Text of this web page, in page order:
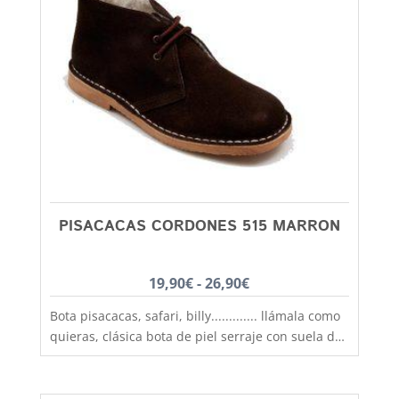
PISACACAS CORDONES 515 MARRON
19,90€ - 26,90€Rango
de
precios:
desde
Bota pisacacas, safari, billy............. llámala como
quieras, clásica bota de piel serraje con suela de
crepé antideslizante y aislante del frío, fabricadas